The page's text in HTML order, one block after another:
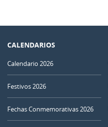
CALENDARIOS
Calendario 2026
Festivos 2026
Fechas Conmemorativas 2026